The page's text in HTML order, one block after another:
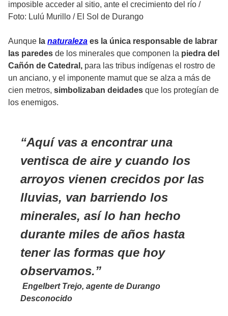
imposible acceder al sitio, ante el crecimiento del río /
Foto: Lulú Murillo / El Sol de Durango
Aunque la naturaleza es la única responsable de labrar
las paredes de los minerales que componen la piedra del
Cañón de Catedral, para las tribus indígenas el rostro de
un anciano, y el imponente mamut que se alza a más de
cien metros, simbolizaban deidades que los protegían de
los enemigos.
Aquí vas a encontrar una
ventisca de aire y cuando los
arroyos vienen crecidos por las
lluvias, van barriendo los
minerales, así lo han hecho
durante miles de años hasta
tener las formas que hoy
observamos.
Engelbert Trejo, agente de Durango
Desconocido